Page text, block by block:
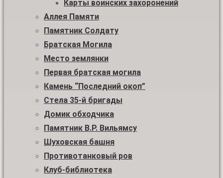
Карты воинских захоронений
Аллея Памяти
Памятник Солдату
Братская Могила
Место землянки
Первая братская могила
Камень “Последний окоп”
Стела 35-й бригады
Домик обходчика
Памятник В.Р. Вильямсу
Шуховская башня
Противотанковый ров
Клуб-библиотека